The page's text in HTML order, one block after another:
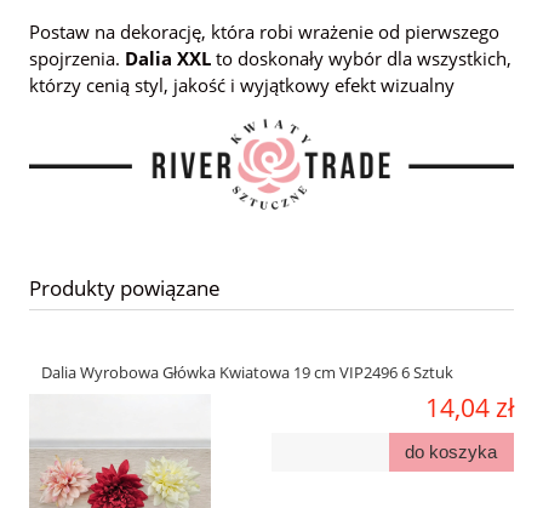
Postaw na dekorację, która robi wrażenie od pierwszego
spojrzenia. Dalia XXL to doskonały wybór dla wszystkich,
którzy cenią styl, jakość i wyjątkowy efekt wizualny
Produkty powiązane
Dalia Wyrobowa Główka Kwiatowa 19 cm VIP2496 6 Sztuk
14,04 zł
do koszyka